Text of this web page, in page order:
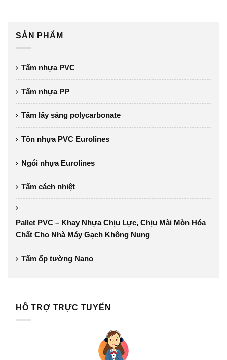
SẢN PHẨM
Tấm nhựa PVC
Tấm nhựa PP
Tấm lấy sáng polycarbonate
Tôn nhựa PVC Eurolines
Ngói nhựa Eurolines
Tấm cách nhiệt
Pallet PVC – Khay Nhựa Chịu Lực, Chịu Mài Mòn Hóa
Chất Cho Nhà Máy Gạch Không Nung
Tấm ốp tường Nano
HỖ TRỢ TRỰC TUYẾN